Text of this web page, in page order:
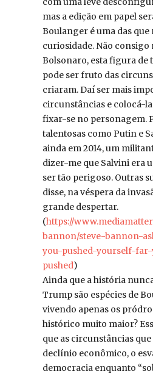
mas a edição em papel
Boulanger é uma das que
curiosidade. Não consigo
Bolsonaro, esta figura de
pode ser fruto das
criaram. Daí ser mais
circunstâncias e colocá-
fixar-se no personagem.
talentosas como Putin e
ainda em 2014, um
dizer-me que Salvini era
ser tão perigoso. Outras
disse, na véspera da
grande despertar.
(https://
bannon/steve-bannon-
you-pushed-yourself-
pushed)
Ainda que a história
Trump são espécies de
vivendo apenas os
histórico muito maior?
que as circunstâncias
declínio econômico, o
democracia enquanto